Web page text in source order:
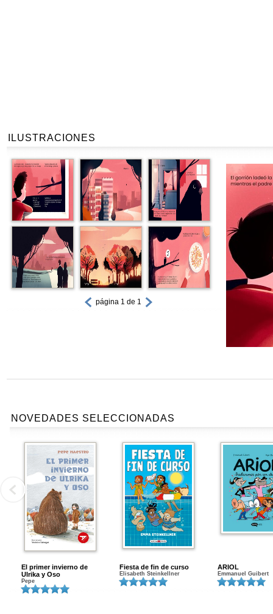
ILUSTRACIONES
página 1 de 1
NOVEDADES SELECCIONADAS
El primer invierno de
Ulrika y Oso
Pepe
Fiesta de fin de curso
Elisabeth Steinkellner
ARIOL
Emmanuel Guibert